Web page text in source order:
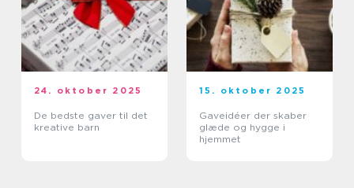
24. oktober 2025
De bedste gaver til det
kreative barn
15. oktober 2025
Gaveidéer der skaber
glæde og hygge i
hjemmet